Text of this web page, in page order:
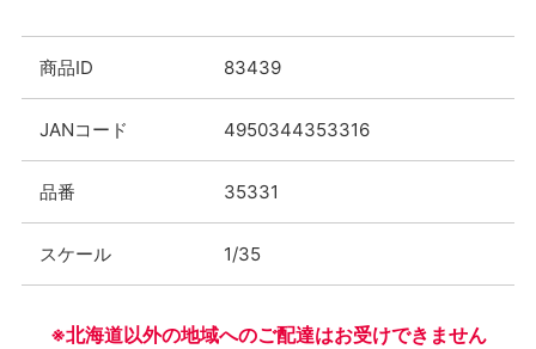
商品ID 83439
JANコード 4950344353316
品番 35331
スケール 1/35
※北海道以外の地域へのご配達はお受けできません